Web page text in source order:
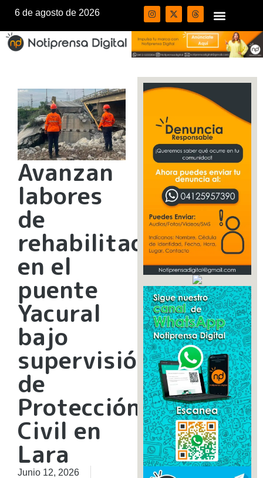
6 de agosto de 2026
Avanzan
labores
de
rehabilitación
en el
puente
Yacural
bajo
supervisión
de
Protección
Civil en
Lara
Junio 12, 2026